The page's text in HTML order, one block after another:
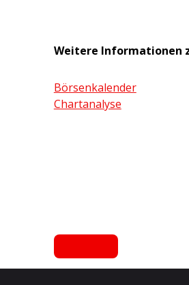
Weitere Informationen
Börsenkalender
Chartanalyse